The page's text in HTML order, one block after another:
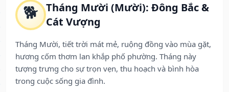
🐕 Tháng Mười (Mười): Đông Bắc &
Cát Vượng
Tháng Mười, tiết trời mát mẻ, ruộng đồng vào mùa gặt,
hương cốm thơm lan khắp phố phường. Tháng này
tượng trưng cho sự trọn vẹn, thu hoạch và bình hòa
trong cuộc sống gia đình.